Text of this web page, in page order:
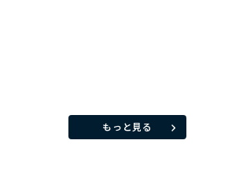
もっと見る